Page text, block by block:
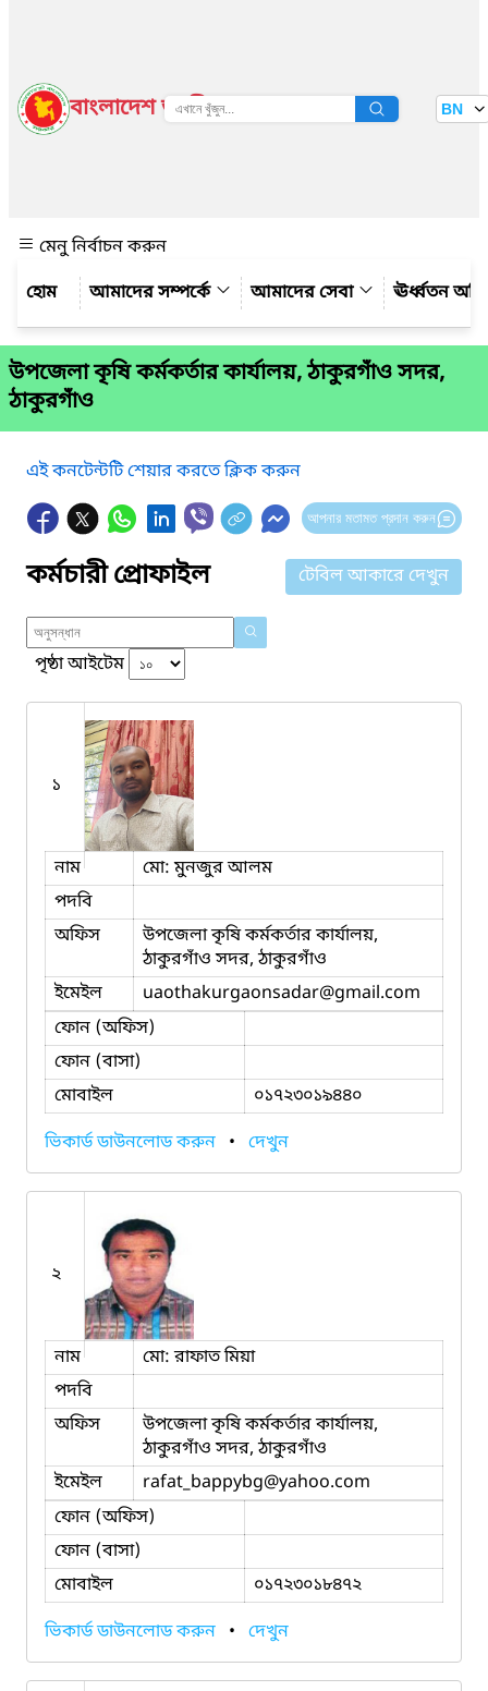
বাংলাদেশ জাতীয় তথ্য বাতায়ন BN
মেনু নির্বাচন করুন
আমাদের সম্পর্কে
আমাদের সেবা ঊর্ধ্বতন
উপজেলা কৃষি কর্মকর্তার কার্যালয়, ঠাকুরগাঁও সদর,
ঠাকুরগাঁও
এই কনটেন্টটি শেয়ার করতে ক্লিক করুন
আপনার মতামত প্রদান করুন
কর্মচারী প্রোফাইল টেবিল আকারে দেখুন
পৃষ্ঠা আইটেম
১
নাম
মো: মুনজুর আলম
পদবি
অফিস
উপজেলা কৃষি কর্মকর্তার কার্যালয়,
ঠাকুরগাঁও সদর, ঠাকুরগাঁও
ইমেইল
uaothakurgaonsadar@gmail.com
ফোন (অফিস)
ফোন (বাসা)
মোবাইল
০১৭২৩০১৯৪৪০
ভিকার্ড ডাউনলোড করুন • দেখুন
২
নাম
মো: রাফাত মিয়া
পদবি
অফিস
উপজেলা কৃষি কর্মকর্তার কার্যালয়,
ঠাকুরগাঁও সদর, ঠাকুরগাঁও
ইমেইল
rafat_bappybg@yahoo.com
ফোন (অফিস)
ফোন (বাসা)
মোবাইল
০১৭২৩০১৮৪৭২
ভিকার্ড ডাউনলোড করুন • দেখুন